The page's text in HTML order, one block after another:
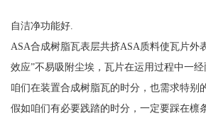
自洁净功能好.
ASA合成树脂瓦表层共挤ASA质料使瓦片外
效应”不易吸附尘埃，瓦片在运用过程中一经
咱们在装置合成树脂瓦的时分，也需求特别
假如咱们有必要践踏的时分，一定要踩在檩